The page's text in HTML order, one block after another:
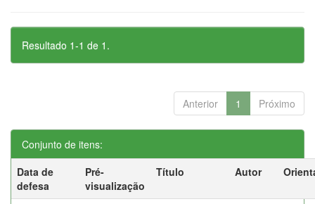
Resultado 1-1 de 1.
Anterior 1 Próximo
Conjunto de itens:
Data de
defesa
Pré-
visualização
Título Autor